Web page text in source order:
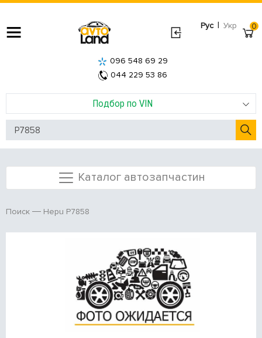
Рус | Укр
Подбор по VIN
096 548 69 29
044 229 53 86
0
Каталог автозапчастин
Поиск Hepu P7858